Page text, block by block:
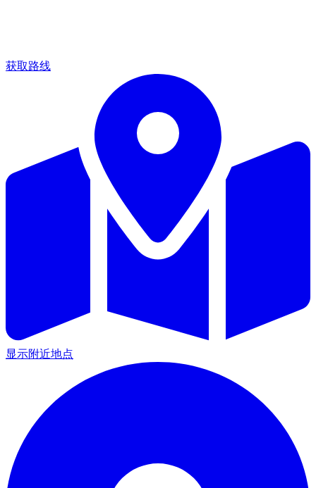
获取路线
显示附近地点